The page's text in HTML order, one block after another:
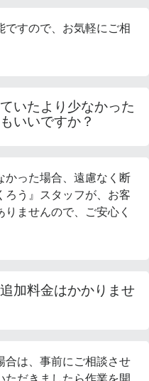
ですので、お気軽にご相
いたより少なかった
いいですか？
かった場合、遠慮なく断
ろう』スタッフが、お客
ませんので、ご安心く
加料金はかかりませ
合は、事前にご相談させ
ただきましたら作業を開